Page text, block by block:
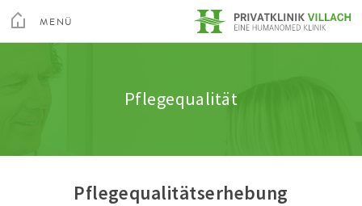
Menu
MENÜ
Privatklinik Maria Hilf
Pflegequalität
Neurologie
Gynäkologie
Berufspraktikum
Ihr Aufenthalt
Wissenswertes A-Z
Abrechnung
Pflegequalitätserhebung